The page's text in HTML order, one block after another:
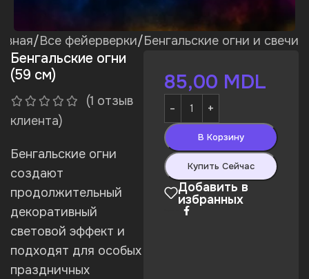
/Все фейерверки/Бенгальские огни и свечи
Бенгальские огни
(59 см)
(1 отзыв
клиента)
Бенгальские огни
создают
продолжительный
декоративный
световой эффект и
подходят для особых
праздничных
85,00 MDL
В Корзину
Купить Сейчас
Добавить в
избранных